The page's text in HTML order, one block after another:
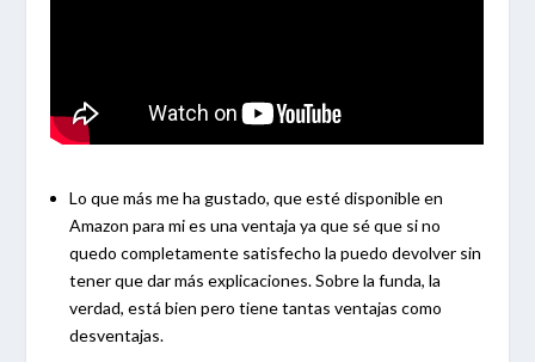
Lo que más me ha gustado, que esté disponible en
Amazon para mi es una ventaja ya que sé que si no
quedo completamente satisfecho la puedo devolver sin
tener que dar más explicaciones. Sobre la funda, la
verdad, está bien pero tiene tantas ventajas como
desventajas.